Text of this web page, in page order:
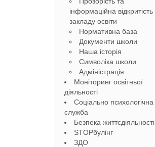
інформаційна відкритість
закладу освіти
Нормативна база
Документи школи
Наша історія
Символіка школи
Адміністрація
Моніторинг освітньої
діяльності
Соціально психологічна
служба
Безпека життєдіяльності
STOPбулінг
ЗДО